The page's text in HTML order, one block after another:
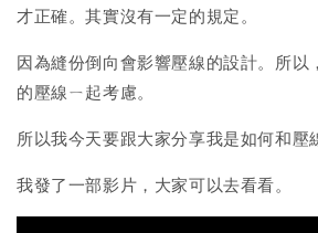
才正確。其實沒有一定的規定。
因為縫份倒向會影響壓線的設計。所以
的壓線ㄧ起考慮。
所以我今天要跟大家分享我是如何和壓
我發了一部影片，大家可以去看看。